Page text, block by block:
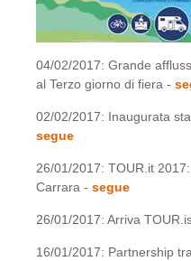
04/02/2017: Grande
al Terzo giorno di fiera -
02/02/2017: Inaugurata
segue
26/01/2017: TOUR.it
Carrara - segue
26/01/2017: Arriva
16/01/2017: Partnership